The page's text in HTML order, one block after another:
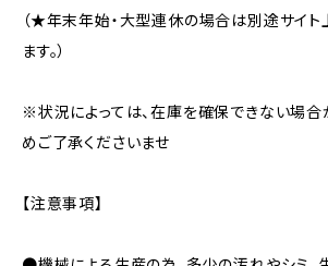
（★年末年始・大型連休の場合は別途サイト
ます。）
※状況によっては、在庫を確保できない場合
めご了承くださいませ
【注意事項】